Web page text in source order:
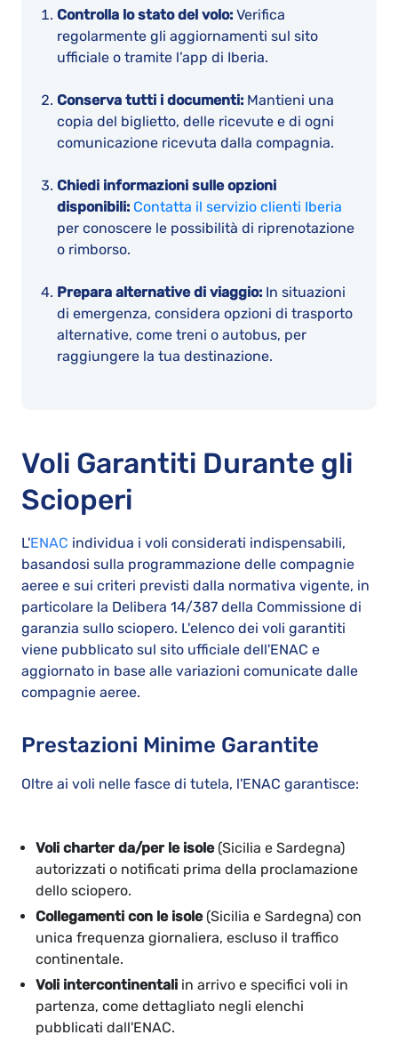
Controlla lo stato del volo: Verifica
regolarmente gli aggiornamenti sul sito
ufficiale o tramite l’app di Iberia.
Conserva tutti i documenti: Mantieni una
copia del biglietto, delle ricevute e di ogni
comunicazione ricevuta dalla compagnia.
Chiedi informazioni sulle opzioni
disponibili: Contatta il servizio clienti Iberia
per conoscere le possibilità di riprenotazione
o rimborso.
Prepara alternative di viaggio: In situazioni
di emergenza, considera opzioni di trasporto
alternative, come treni o autobus, per
raggiungere la tua destinazione.
Voli Garantiti Durante gli
Scioperi
L'ENAC individua i voli considerati indispensabili,
basandosi sulla programmazione delle compagnie
aeree e sui criteri previsti dalla normativa vigente, in
particolare la Delibera 14/387 della Commissione di
garanzia sullo sciopero. L'elenco dei voli garantiti
viene pubblicato sul sito ufficiale dell'ENAC e
aggiornato in base alle variazioni comunicate dalle
compagnie aeree.
Prestazioni Minime Garantite
Oltre ai voli nelle fasce di tutela, l'ENAC garantisce:
Voli charter da/per le isole(Sicilia e Sardegna)
autorizzati o notificati prima della proclamazione
dello sciopero.
Collegamenti con le isole(Sicilia e Sardegna) con
unica frequenza giornaliera, escluso il traffico
continentale.
Voli intercontinentali in arrivo e specifici voli in
partenza, come dettagliato negli elenchi
pubblicati dall'ENAC.